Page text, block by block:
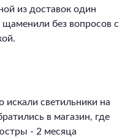
из доставок один
без вопросов с
искали светильники на
в магазин, где
- 2 месяца